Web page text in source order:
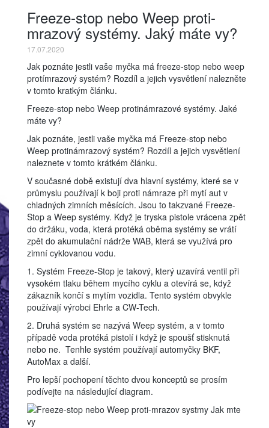
Freeze-stop nebo Weep proti-
mrazový systémy. Jaký máte vy?
17.07.2020
Jak poznáte jestli vaše myčka má freeze-stop nebo weep
protímrazový systém? Rozdíl a jejich vysvětlení nalezněte
v tomto kratkým článku.
Freeze-stop nebo Weep protinámrazové systémy. Jaké
máte vy?
Jak poznáte, jestli vaše myčka má Freeze-stop nebo
Weep protinámrazový systém? Rozdíl a jejich vysvětlení
naleznete v tomto krátkém článku.
V současné době existují dva hlavní systémy, které se v
průmyslu používají k boji proti námraze při mytí aut v
chladných zimních měsících. Jsou to takzvané Freeze-
Stop a Weep systémy. Když je tryska pistole vrácena zpět
do držáku, voda, která protéká oběma systémy se vrátí
zpět do akumulační nádrže WAB, která se využívá pro
zimní cyklovanou vodu.
1. Systém Freeze-Stop je takový, který uzavírá ventil při
vysokém tlaku během mycího cyklu a otevírá se, když
zákazník končí s mytím vozidla. Tento systém obvykle
používají výrobci Ehrle a CW-Tech.
2. Druhá systém se nazývá Weep systém, a v tomto
případě voda protéká pistolí i když je spoušť stisknutá
nebo ne. Tenhle systém používají automyčky BKF,
AutoMax a další.
Pro lepší pochopení těchto dvou konceptů se prosím
podívejte na následující diagram.